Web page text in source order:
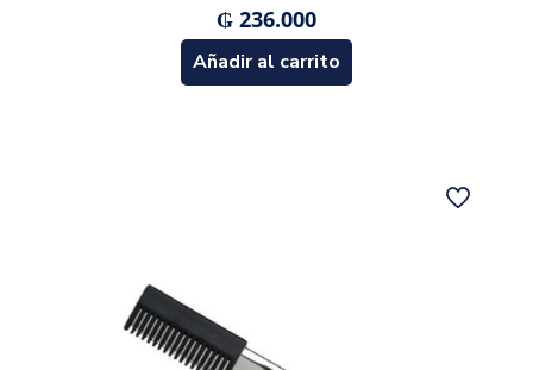
₲ 236.000
Añadir al carrito